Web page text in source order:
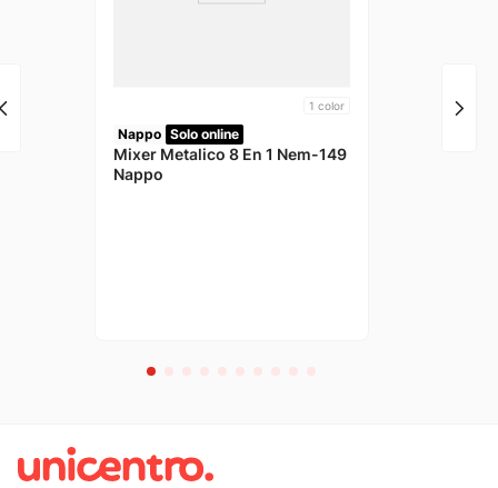
1 color
Nappo Solo online
Mixer Metalico 8 En 1 Nem-149
Nappo